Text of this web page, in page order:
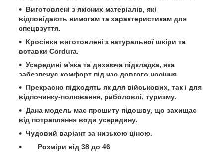
Виготовлені з якісних матеріалів, які
відповідають вимогам та характеристикам для
спецвзуття.
Кросівки виготовлені з натуральної шкіри та
вставки Cordura.
Усередині м'яка та дихаюча підкладка, яка
забезпечує комфорт під час довгого носіння.
Прекрасно підходять як для військових, так і для
відпочинку-полювання, риболовлі, туризму.
Дана модель має прошиту підошву, що захищає
від потрапляння води усередину.
Чудовий варіант за низькою ціною.
Розміри від 38 до 46